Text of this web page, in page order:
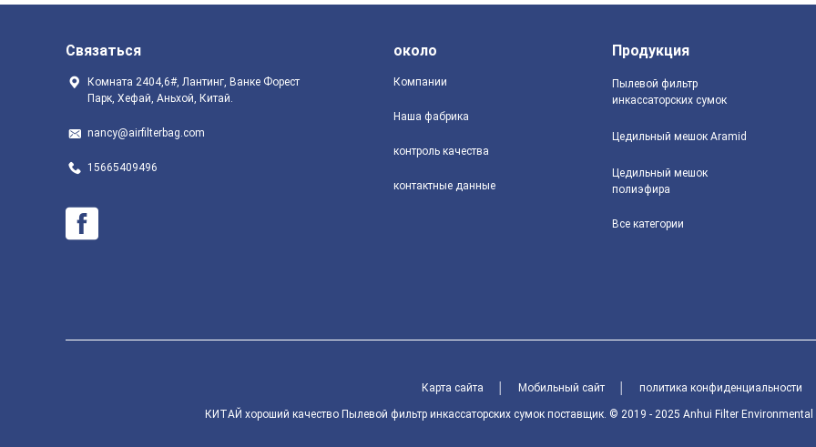
Связаться
Комната 2404,6#, Лантинг, Ванке Форест
Парк, Хефай, Аньхой, Китай.
nancy@airfilterbag.com
15665409496
около
Компании
Наша фабрика
контроль качества
контактные данные
Продукция
Пылевой фильтр
инкассаторских сумок
Цедильный мешок Aramid
Цедильный мешок
полиэфира
Все категории
Карта сайта Мобильный сайт политика конфиденциальности
КИТАЙ хороший качество Пылевой фильтр инкассаторских сумок поставщик. © 2019 - 2025 Anhui Filter